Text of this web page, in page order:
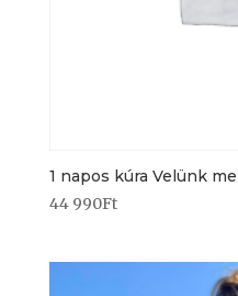
1 napos kúra Velünk
44 990Ft